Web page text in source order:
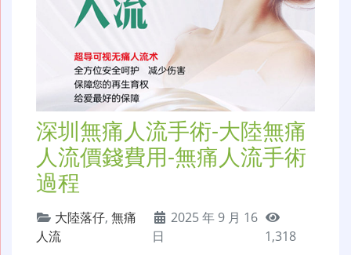
深圳無痛人流手術-大陸無痛
人流價錢費用-無痛人流手術
過程
大陸落仔, 無痛
人流
2025 年 9 月 16
日
1,318